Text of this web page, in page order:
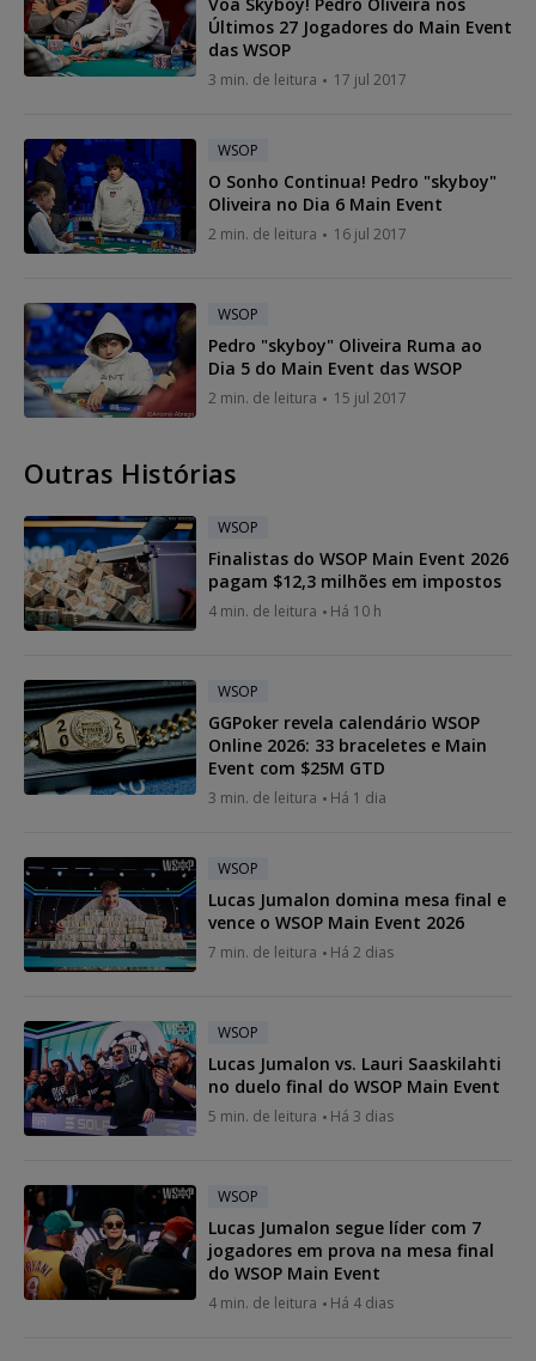
Últimos 27 Jogadores do Main Event
das WSOP
3 min. de leitura 17 jul 2017
WSOP
O Sonho Continua! Pedro "skyboy"
Oliveira no Dia 6 Main Event
2 min. de leitura 16 jul 2017
WSOP
Pedro "skyboy" Oliveira Ruma ao
Dia 5 do Main Event das WSOP
2 min. de leitura 15 jul 2017
Outras Histórias
WSOP
Finalistas do WSOP Main Event 2026
pagam $12,3 milhões em impostos
4 min. de leitura Há 10 h
WSOP
GGPoker revela calendário WSOP
Online 2026: 33 braceletes e Main
Event com $25M GTD
3 min. de leitura Há 1 dia
WSOP
Lucas Jumalon domina mesa final e
vence o WSOP Main Event 2026
7 min. de leitura Há 2 dias
WSOP
Lucas Jumalon vs. Lauri Saaskilahti
no duelo final do WSOP Main Event
5 min. de leitura Há 3 dias
WSOP
Lucas Jumalon segue líder com 7
jogadores em prova na mesa final
do WSOP Main Event
4 min. de leitura Há 4 dias